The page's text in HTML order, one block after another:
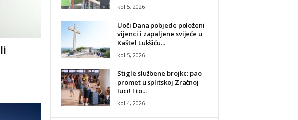
kol 5, 2026
Uoči Dana pobjede položeni
vijenci i zapaljene svijeće u
Kaštel Lukšiću...
kol 5, 2026
Stigle službene brojke: pao
promet u splitskoj Zračnoj
luci! I to...
kol 4, 2026